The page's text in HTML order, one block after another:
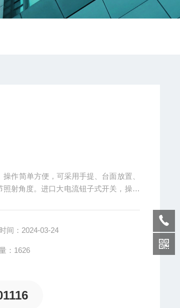
作简单方便，可采用手提、台面放置、
射角度。进口大电流钮子式开关，操作
间：2024-03-24
：1626